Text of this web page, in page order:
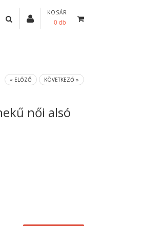
KOSÁR
0 db
« ELŐZŐ KÖVETKEZŐ »
női alsó